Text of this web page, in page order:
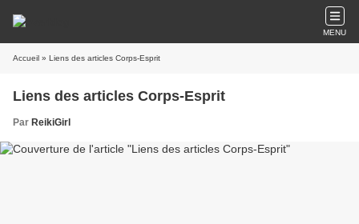
MENU
Accueil » Liens des articles Corps-Esprit
Liens des articles Corps-Esprit
Par ReikiGirl